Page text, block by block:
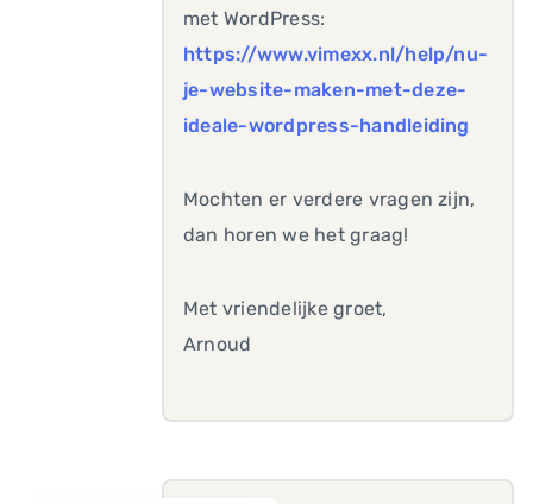
met WordPress:
https://www.vimexx.nl/help/nu-
je-website-maken-met-deze-
ideale-wordpress-handleiding
Mochten er verdere vragen zijn,
dan horen we het graag!
Met vriendelijke groet,
Arnoud